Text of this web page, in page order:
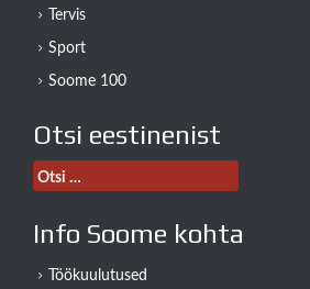
Tervis
Sport
Soome 100
Otsi eestinenist
Otsi:
Info Soome kohta
Töökuulutused